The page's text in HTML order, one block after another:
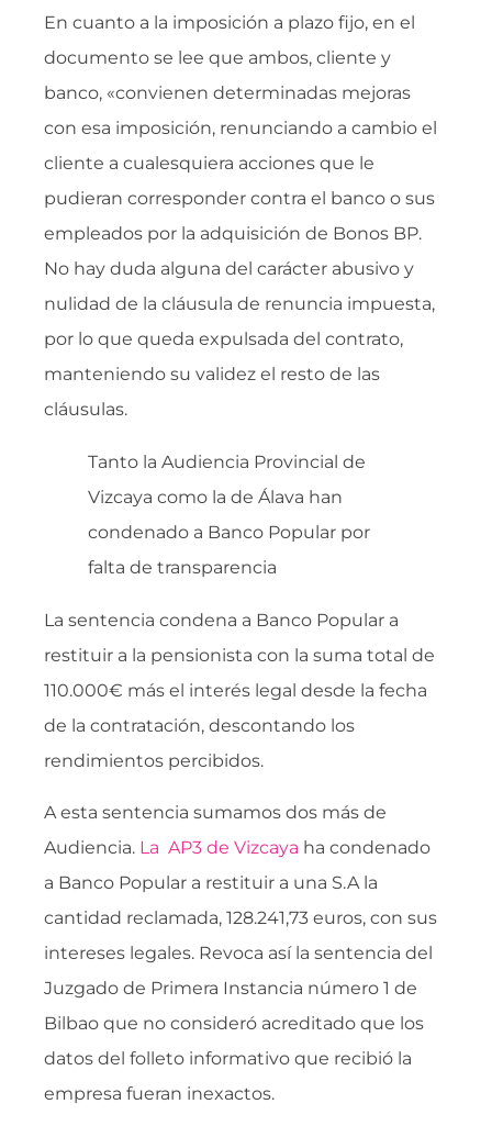
En cuanto a la imposición a plazo fijo, en el
documento se lee que ambos, cliente y
banco, «convienen determinadas mejoras
con esa imposición, renunciando a cambio el
cliente a cualesquiera acciones que le
pudieran corresponder contra el banco o sus
empleados por la adquisición de Bonos BP.
No hay duda alguna del carácter abusivo y
nulidad de la cláusula de renuncia impuesta,
por lo que queda expulsada del contrato,
manteniendo su validez el resto de las
cláusulas.
Tanto la Audiencia Provincial de
Vizcaya como la de Álava han
condenado a Banco Popular por
falta de transparencia
La sentencia condena a Banco Popular a
restituir a la pensionista con la suma total de
110.000€ más el interés legal desde la fecha
de la contratación, descontando los
rendimientos percibidos.
A esta sentencia sumamos dos más de
Audiencia. La AP3 de Vizcaya ha condenado
a Banco Popular a restituir a una S.A la
cantidad reclamada, 128.241,73 euros, con sus
intereses legales. Revoca así la sentencia del
Juzgado de Primera Instancia número 1 de
Bilbao que no consideró acreditado que los
datos del folleto informativo que recibió la
empresa fueran inexactos.